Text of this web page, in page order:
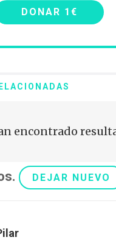
DONAR 1€
encontrado
. DEJAR NUEVO